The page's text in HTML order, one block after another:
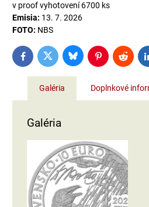
v proof vyhotovení 6700 ks
Emisia: 13. 7. 2026
FOTO: NBS
FacebookTwitter BlueskyPinterestReddit
Galéria Doplnkové
Galéria